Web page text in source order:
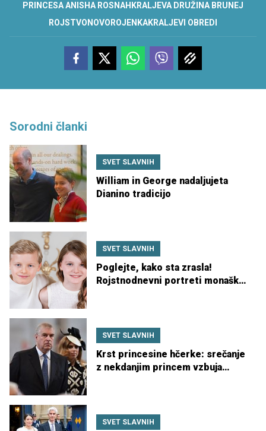
PRINCESA ANISHA ROSNAH KRALJEVA DRUŽINA BRUNEJ
ROJSTVO NOVOROJENKAKRALJEVI OBREDI
Sorodni članki
SVET SLAVNIH
William in George nadaljujeta
Dianino tradicijo
SVET SLAVNIH
Poglejte, kako sta zrasla!
Rojstnodnevni portreti monaških
SVET SLAVNIH
Krst princesine hčerke: srečanje
z nekdanjim princem vzbuja
SVET SLAVNIH